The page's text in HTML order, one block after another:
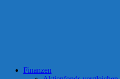
Finanzen